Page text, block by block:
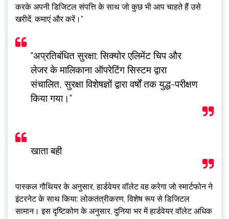
करके अपनी डिजिटल संपत्ति के साथ जो कुछ भी आप चाहते हैं उसे
खरीदें, कमाएं और करें।”
“अप्रतिबंधित सुरक्षा: सिक्योर एलिमेंट चिप और
लेजर के मालिकाना ऑपरेटिंग सिस्टम द्वारा
संचालित, सुरक्षा विशेषज्ञों द्वारा वर्षों तक युद्ध-परीक्षण
किया गया।”
खाता बही
पास्कल गौथियर के अनुसार, हार्डवेयर वॉलेट वह करेगा जो स्मार्टफोन ने
इंटरनेट के साथ किया: लोकतंत्रीकरण, विशेष रूप से डिजिटल
सामान। इस दृष्टिकोण के अनुसार, दुनिया भर में हार्डवेयर वॉलेट अधिक